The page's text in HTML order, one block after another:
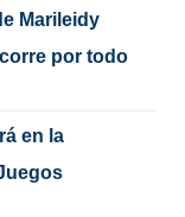
Marileidy
por todo
en la